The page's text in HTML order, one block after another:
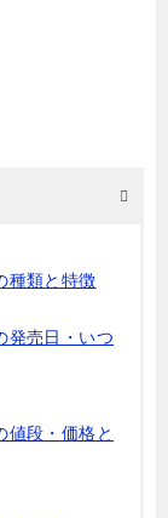
種類と特徴
発売日・いつ
値段・価格と